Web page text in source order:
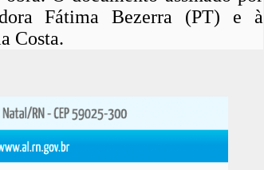
Fátima Bezerra (PT) e à
Costa.